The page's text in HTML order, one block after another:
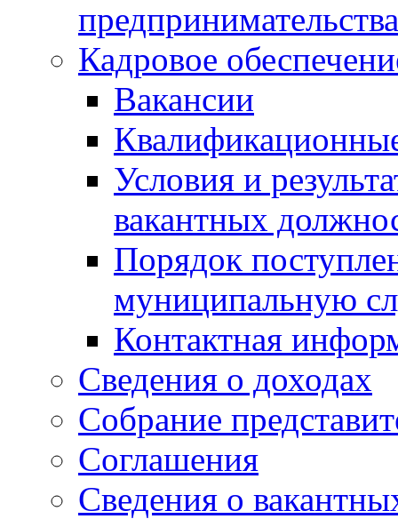
предпринимательства
Кадровое
Вакансии
Условия и
вакантных
Порядок
муниципальную
Контактная
Сведения о доходах
Собрание
Соглашения
Сведения о